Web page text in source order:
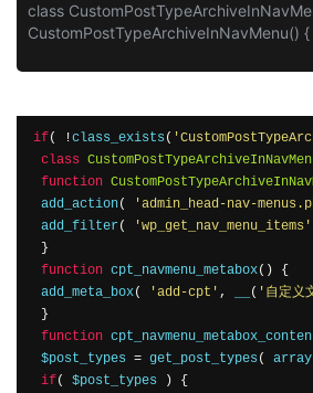
class CustomPostTypeArchiveInNavMenu {
CustomPostTypeArchiveInNavMenu() { add_action(
'cpt_navmenu_metabox' ) )...
if( !class_exists (
class
function
add_action( 'admin_head-nav-
add_filter( 'wp_get_nav_menu_items'
}
function cpt_navmenu_metabox()
{
add_meta_box( 'add-cpt' , ( '自定义
}
function
$post_types = get_post_types ( array
if( $post_types )
{